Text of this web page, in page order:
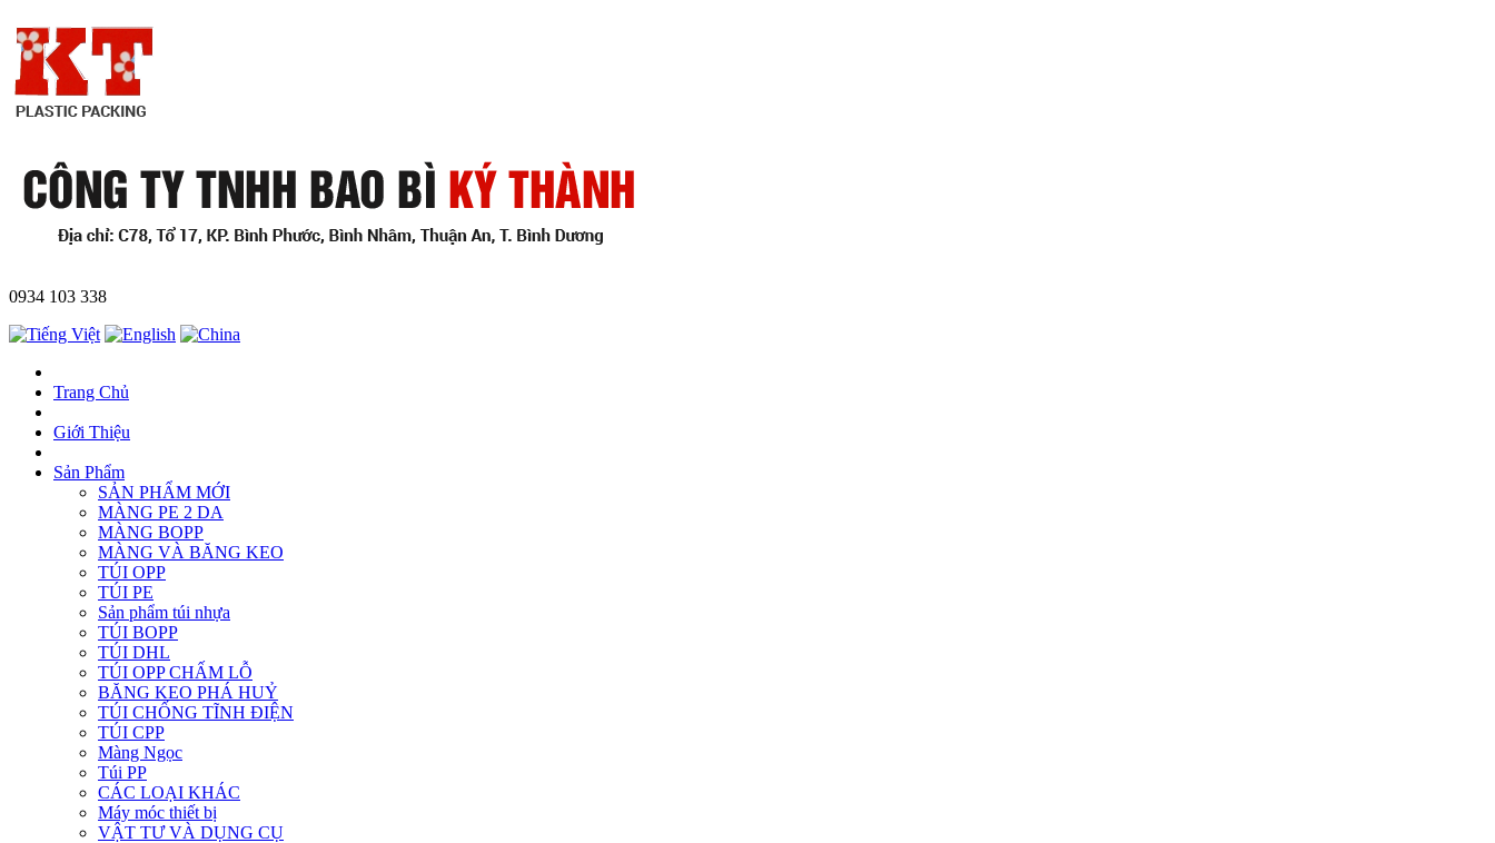
0934 103 338
Trang Chủ
Giới Thiệu
Sản Phẩm
SẢN PHẨM MỚI
MÀNG PE 2 DA
MÀNG BOPP
MÀNG VÀ BĂNG KEO
TÚI OPP
TÚI PE
Sản phẩm túi nhựa
TÚI BOPP
TÚI DHL
TÚI OPP CHẤM LỖ
BĂNG KEO PHÁ HUỶ
TÚI CHỐNG TĨNH ĐIỆN
TÚI CPP
Màng Ngọc
Túi PP
CÁC LOẠI KHÁC
Máy móc thiết bị
VẬT TƯ VÀ DỤNG CỤ